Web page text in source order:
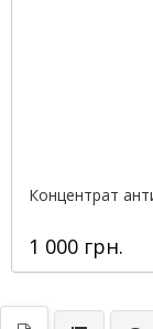
Концентрат
1 000 грн.